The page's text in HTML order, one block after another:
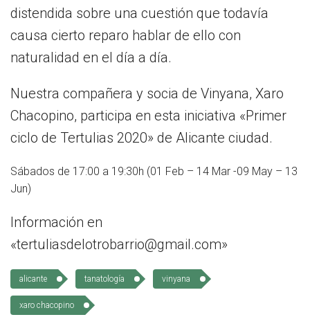
distendida sobre una cuestión que todavía
causa cierto reparo hablar de ello con
naturalidad en el día a día.
Nuestra compañera y socia de Vinyana, Xaro
Chacopino, participa en esta iniciativa «Primer
ciclo de Tertulias 2020» de Alicante ciudad.
Sábados de 17:00 a 19:30h (01 Feb – 14 Mar -09 May – 13
Jun)
Información en
«tertuliasdelotrobarrio@gmail.com»
alicante tanatología vinyana
xaro chacopino